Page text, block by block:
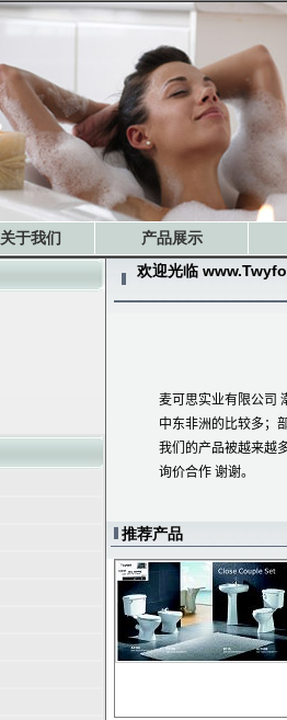
关于我们 产品展示
欢迎光临
麦可思实业有限公司
中东非洲的比较多；
我们的产品被越来越
询价合作 谢谢。
推荐产品